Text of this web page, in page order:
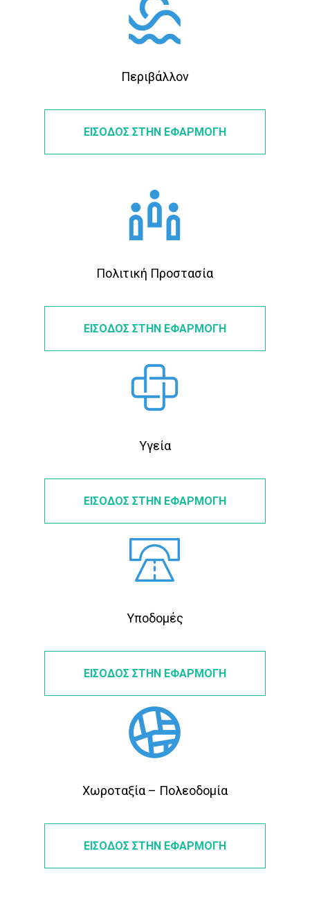
Περιβάλλον
ΕΙΣΟΔΟΣ ΣΤΗΝ ΕΦΑΡΜΟΓΗ
Πολιτική Προστασία
ΕΙΣΟΔΟΣ ΣΤΗΝ ΕΦΑΡΜΟΓΗ
Υγεία
ΕΙΣΟΔΟΣ ΣΤΗΝ ΕΦΑΡΜΟΓΗ
Υποδομές
ΕΙΣΟΔΟΣ ΣΤΗΝ ΕΦΑΡΜΟΓΗ
Χωροταξία – Πολεοδομία
ΕΙΣΟΔΟΣ ΣΤΗΝ ΕΦΑΡΜΟΓΗ